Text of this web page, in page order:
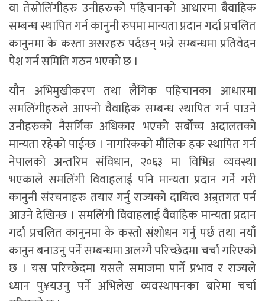
वा तेस्रोलिंगीहरु उनीहरुको पहिचानको आधारमा बैवाहिक
सम्बन्ध स्थापित गर्न कानुनी रुपमा मान्यता प्रदान गर्दा प्रचलित
कानुनमा के कस्ता असरहरु पर्दछन् भन्ने सम्बन्धमा प्रतिवेदन
पेश गर्न समिति गठन भएको छ ।
यौन अभिमुखीकरण तथा लैंगिक पहिचानका आधारमा
समलिंगीहरुले आफ्नो वैवाहिक सम्बन्ध स्थापित गर्न पाउने
उनीहरुको नैसर्गिक अधिकार भएको सर्बोच्च अदालतको
मान्यता रहेको पाईन्छ । नागरिकको मौलिक हक स्थापित गर्न
नेपालको अन्तरिम संविधान, २०६३ मा विभिन्न व्यवस्था
भएकाले समलिंगी विवाहलाई पनि मान्यता प्रदान गर्ने गरी
कानुनी संरचनाहरु तयार गर्नु राज्यको दायित्व अन्र्तगत पर्न
आउने देखिन्छ । समलिंगी विवाहलाई वैवाहिक मान्यता प्रदान
गर्दा प्रचलित कानुनमा के कस्तो संशोधन गर्नु पर्छ तथा नयाँ
कानुन बनाउनु पर्ने सम्बन्धमा अलग्गै परिच्छेदमा चर्चा गरिएको
छ । यस परिच्छेदमा यसले समाजमा पार्ने प्रभाव र राज्यले
ध्यान पु¥यउनु पर्ने अभिलेख व्यवस्थापनका बारेमा चर्चा